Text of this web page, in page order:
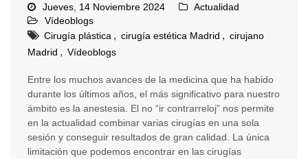
Jueves, 14 Noviembre 2024
Actualidad
Vídeoblogs
Cirugía plástica , cirugía estética Madrid , cirujano
Madrid , Vídeoblogs
Entre los muchos avances de la medicina que ha habido
durante los últimos años, el más significativo para nuestro
ámbito es la anestesia. El no “ir contrarreloj” nos permite
en la actualidad combinar varias cirugías en una sola
sesión y conseguir resultados de gran calidad. La única
limitación que podemos encontrar en las cirugías